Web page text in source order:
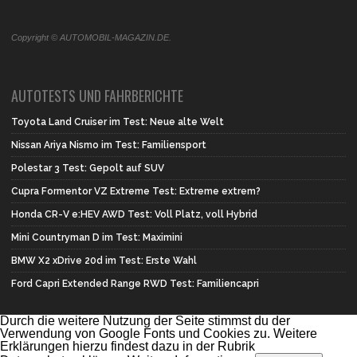
Copyright © AUTOMOBIL-MAGAZIN.DE.
AUTOTESTS UND FAHRBERICHTE
Toyota Land Cruiser im Test: Neue alte Welt
Nissan Ariya Nismo im Test: Familiensport
Polestar 3 Test: Gepolt auf SUV
Cupra Formentor VZ Extreme Test: Extreme extrem?
Honda CR-V e:HEV AWD Test: Voll Platz, voll Hybrid
Mini Countryman D im Test: Maximini
BMW X2 xDrive 20d im Test: Erste Wahl
Ford Capri Extended Range RWD Test: Familiencapri
Durch die weitere Nutzung der Seite stimmst du der
Verwendung von Google Fonts und Cookies zu. Weitere
Erklärungen hierzu findest dazu in der Rubrik